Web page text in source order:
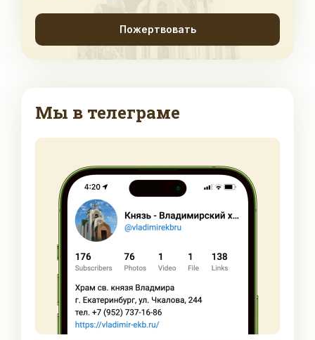
Пожертвовать
Мы в телеграме